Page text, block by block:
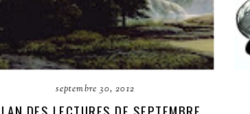
septembre 30, 2012